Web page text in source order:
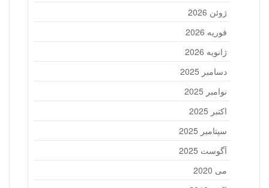
ژوئن 2026
فوریه 2026
ژانویه 2026
دسامبر 2025
نوامبر 2025
اکتبر 2025
سپتامبر 2025
آگوست 2025
می 2020